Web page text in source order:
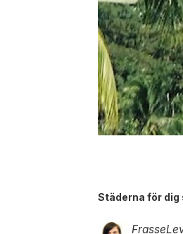
Städerna för dig
Frasse